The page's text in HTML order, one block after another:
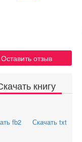
Оставить отзыв
книгу
fb2 Скачать txt